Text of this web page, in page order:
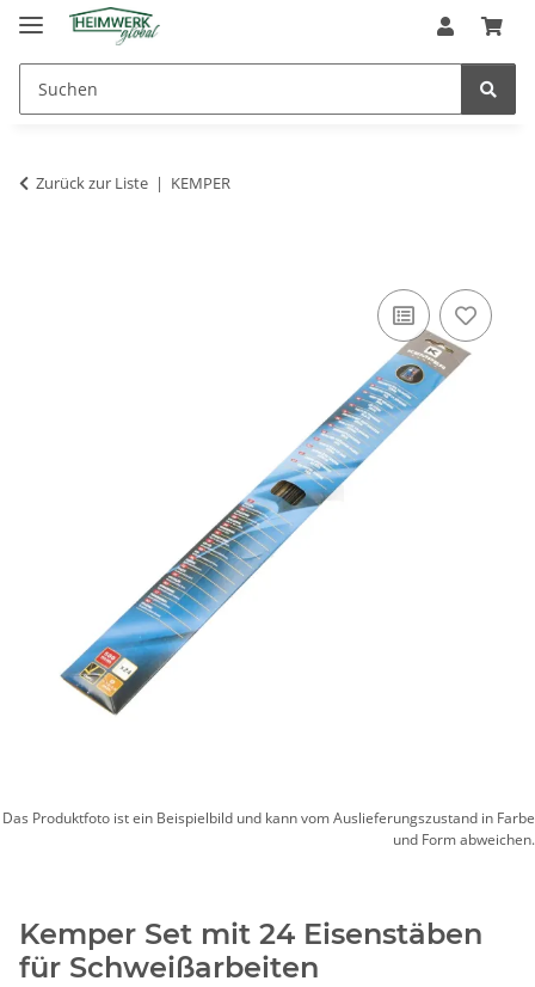
Zurück zur Liste KEMPER
Das Produktfoto ist ein Beispielbild und kann vom Auslieferungszustand in Farbe
und Form abweichen.
Kemper Set mit 24 Eisenstäben
für Schweißarbeiten